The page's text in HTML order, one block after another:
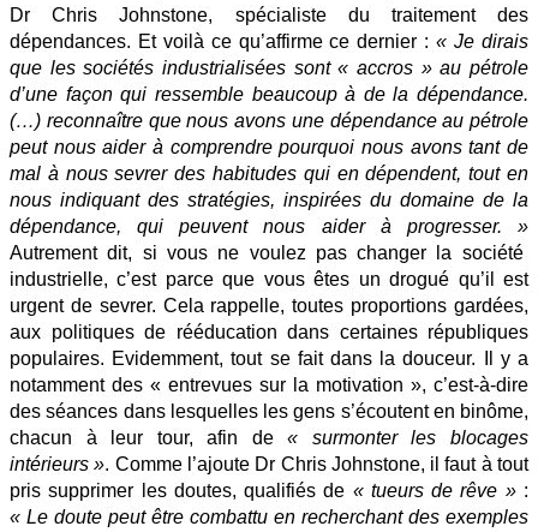
Dr Chris Johnstone, spécialiste du traitement des
dépendances. Et voilà ce qu’affirme ce dernier :« Je dirais
que les sociétés industrialisées sont « accros » au pétrole
d’une façon qui ressemble beaucoup à de la dépendance.
(…) reconnaître que nous avons une dépendance au pétrole
peut nous aider à comprendre pourquoi nous avons tant de
mal à nous sevrer des habitudes qui en dépendent, tout en
nous indiquant des stratégies, inspirées du domaine de la
dépendance, qui peuvent nous aider à progresser. »
Autrement dit, si vous ne voulez pas changer la société
industrielle, c’est parce que vous êtes un drogué qu’il est
urgent de sevrer. Cela rappelle, toutes proportions gardées,
aux politiques de rééducation dans certaines républiques
populaires. Evidemment, tout se fait dans la douceur. Il y a
notamment des « entrevues sur la motivation », c’est-à-dire
des séances dans lesquelles les gens s’écoutent en binôme,
chacun à leur tour, afin de« surmonter les blocages
intérieurs ». Comme l’ajoute Dr Chris Johnstone, il faut à tout
pris supprimer les doutes, qualifiés de « tueurs de rêve »:
« Le doute peut être combattu en recherchant des exemples